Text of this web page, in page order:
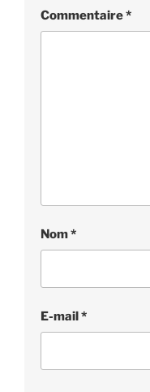
Commentaire*
Nom*
E-mail*